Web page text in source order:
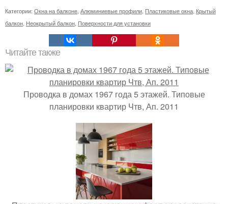
Категории: Окна на балконе Алюминиевые профили Пластиковые окна Крытый
балкон Неокрытый балкон Поверхности для установки
Читайте также
Проводка в домах 1967 года 5 этажей. Типовые
планировки квартир Чтв, Ап. 2011